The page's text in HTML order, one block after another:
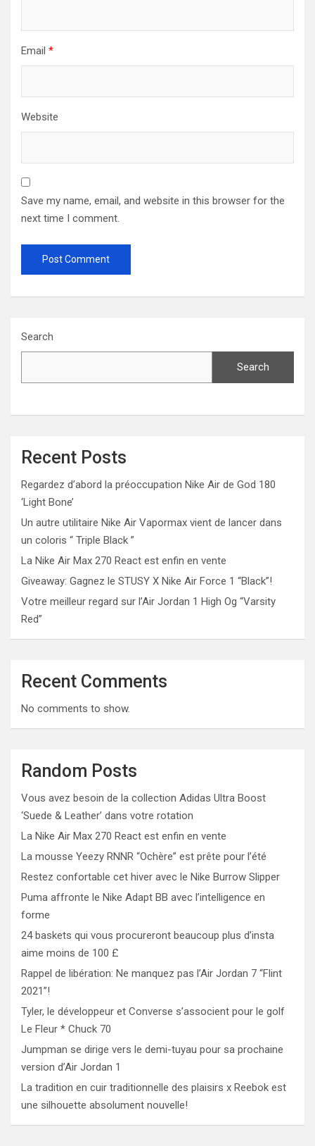
Email *
Website
Save my name, email, and website in this browser for the
next time I comment.
Search
Search
Recent Posts
Regardez d’abord la préoccupation Nike Air de God 180
‘Light Bone’
Un autre utilitaire Nike Air Vapormax vient de lancer dans
un coloris “ Triple Black ”
La Nike Air Max 270 React est enfin en vente
Giveaway: Gagnez le STUSY X Nike Air Force 1 “Black”!
Votre meilleur regard sur l’Air Jordan 1 High Og “Varsity
Red”
Recent Comments
No comments to show.
Random Posts
Vous avez besoin de la collection Adidas Ultra Boost
‘Suede & Leather’ dans votre rotation
La Nike Air Max 270 React est enfin en vente
La mousse Yeezy RNNR “Ochère” est prête pour l’été
Restez confortable cet hiver avec le Nike Burrow Slipper
Puma affronte le Nike Adapt BB avec l’intelligence en
forme
24 baskets qui vous procureront beaucoup plus d’insta
aime moins de 100 £
Rappel de libération: Ne manquez pas l’Air Jordan 7 “Flint
2021”!
Tyler, le développeur et Converse s’associent pour le golf
Le Fleur * Chuck 70
Jumpman se dirige vers le demi-tuyau pour sa prochaine
version d’Air Jordan 1
La tradition en cuir traditionnelle des plaisirs x Reebok est
une silhouette absolument nouvelle!